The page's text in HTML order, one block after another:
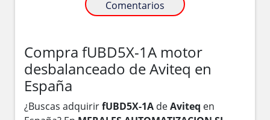
Comentarios
Compra fUBD5X-1A motor
desbalanceado de Aviteq en
España
¿Buscas adquirirfUBD5X-1A deAviteq en